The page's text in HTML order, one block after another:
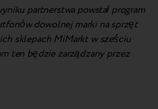
partnerstwa powstał program
dowolnej marki na sprzęt
sklepach MiMarkt w sześciu
ten będzie zarządzany przez